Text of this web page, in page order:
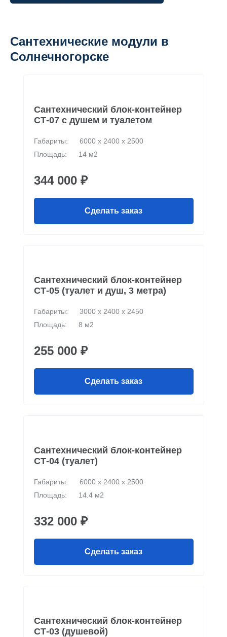
Сантехнические модули в
Солнечногорске
Сантехнический блок-контейнер
СТ-07 с душем и туалетом
Габариты:
6000 х 2400 х 2500
Площадь:
14 м2
344 000 ₽
Сделать заказ
Сантехнический блок-контейнер
СТ-05 (туалет и душ, 3 метра)
Габариты:
3000 х 2400 х 2450
Площадь:
8 м2
255 000 ₽
Сделать заказ
Сантехнический блок-контейнер
СТ-04 (туалет)
Габариты:
6000 х 2400 х 2500
Площадь:
14.4 м2
332 000 ₽
Сделать заказ
Сантехнический блок-контейнер
СТ-03 (душевой)